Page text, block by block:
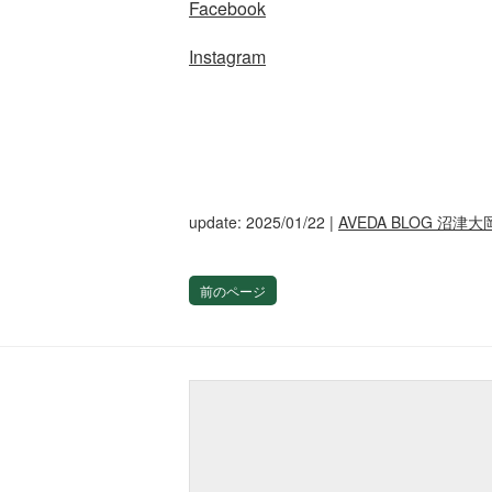
Facebook
Instagram
update: 2025/01/22 | AVEDA BLOG 沼津大
前のページ